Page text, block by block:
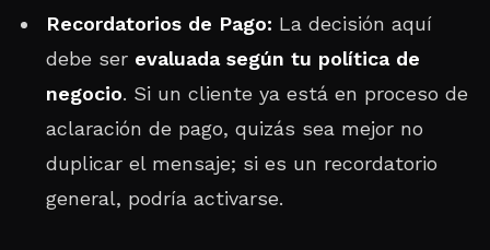
Recordatorios de Pago: La decisión aquí
debe ser evaluada según tu política de
negocio. Si un cliente ya está en proceso de
aclaración de pago, quizás sea mejor no
duplicar el mensaje; si es un recordatorio
general, podría activarse.